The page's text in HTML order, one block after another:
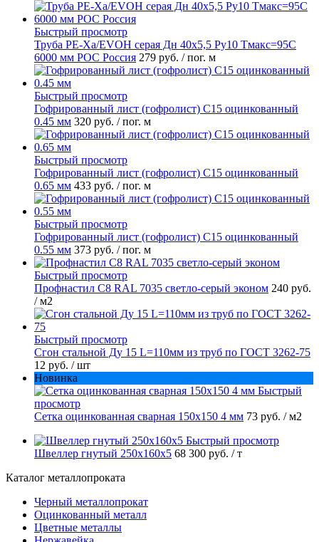
Быстрый просмотр
Труба PE-Xa/EVOH серая Дн 40х5,5 Ру10 Тмакс=95C
6000 мм РОС Россия 279 руб. / пог. м
Быстрый просмотр
Гофрированный лист (гофролист) С15 оцинкованный
0.45 мм 320 руб. / пог. м
Быстрый просмотр
Гофрированный лист (гофролист) С15 оцинкованный
0.65 мм 433 руб. / пог. м
Быстрый просмотр
Гофрированный лист (гофролист) С15 оцинкованный
0.55 мм 373 руб. / пог. м
Быстрый просмотр
Профнастил С8 RAL 7035 светло-серый эконом 240 руб.
/ м2
Быстрый просмотр
Сгон стальной Ду 15 L=110мм из труб по ГОСТ 3262-75
12 руб. / шт
Новинка
Быстрый
просмотр
Сетка оцинкованная сварная 150х150 4 мм 73 руб. / м2
Быстрый просмотр
Швеллер гнутый 250х160х5 68 300 руб. / т
Каталог металлопроката
Черный металлопрокат
Оцинкованный металл
Цветные металлы